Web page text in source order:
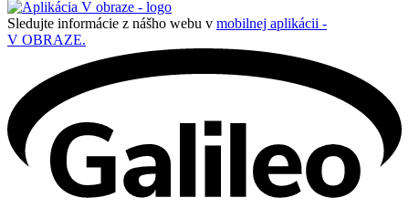
Sledujte informácie z nášho webu v mobilnej aplikácii -
V OBRAZE.